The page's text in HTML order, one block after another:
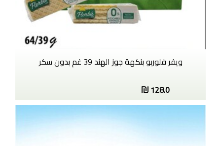
ويفر فلوربو بنكهة جوز الهند 39 غم بدون سكر
128.0